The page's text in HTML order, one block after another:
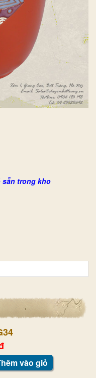
sẵn trong kho
vào giỏ